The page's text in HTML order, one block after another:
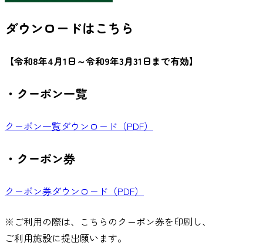
ダウンロードはこちら
【令和8年4月1日～令和9年3月31日まで有効】
・クーポン一覧
クーポン一覧ダウンロード（PDF）
・クーポン券
クーポン券ダウンロード（PDF）
※ご利用の際は、こちらのクーポン券を印刷し、
ご利用施設に提出願います。